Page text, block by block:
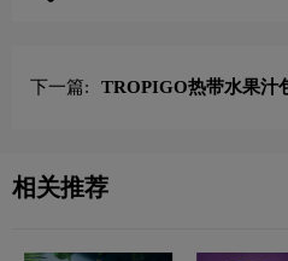
下一篇: TROPIGO热带水果汁
相关推荐